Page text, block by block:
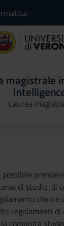
magistrale
Laurea
di studio, di
che ne
regolamenti di
comunità